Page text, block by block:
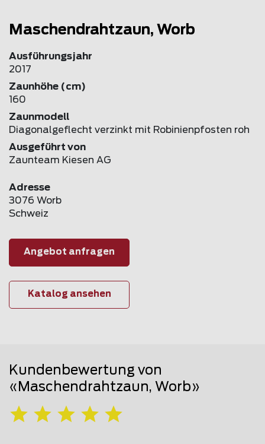
Maschendrahtzaun, Worb
Ausführungsjahr
2017
Zaunhöhe (cm)
160
Zaunmodell
Diagonalgeflecht verzinkt mit Robinienpfosten roh
Ausgeführt von
Zaunteam Kiesen AG
Adresse
3076 Worb
Schweiz
Angebot anfragen
Katalog ansehen
Kundenbewertung von
«Maschendrahtzaun, Worb»